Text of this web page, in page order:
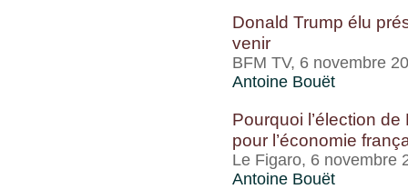
Donald Trump élu
venir
BFM TV, 6 novembre
Antoine Bouët
Pourquoi l’élection
pour l’économie
Le Figaro, 6 novembre
Antoine Bouët